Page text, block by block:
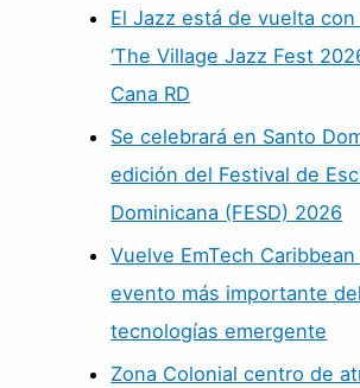
El Jazz está de vuelta
‘The Village Jazz Fest
Cana RD
Se celebrará en Santo
edición del Festival de
Dominicana (FESD) 2026
Vuelve EmTech
evento más importante
tecnologías emergente
Zona Colonial centro de